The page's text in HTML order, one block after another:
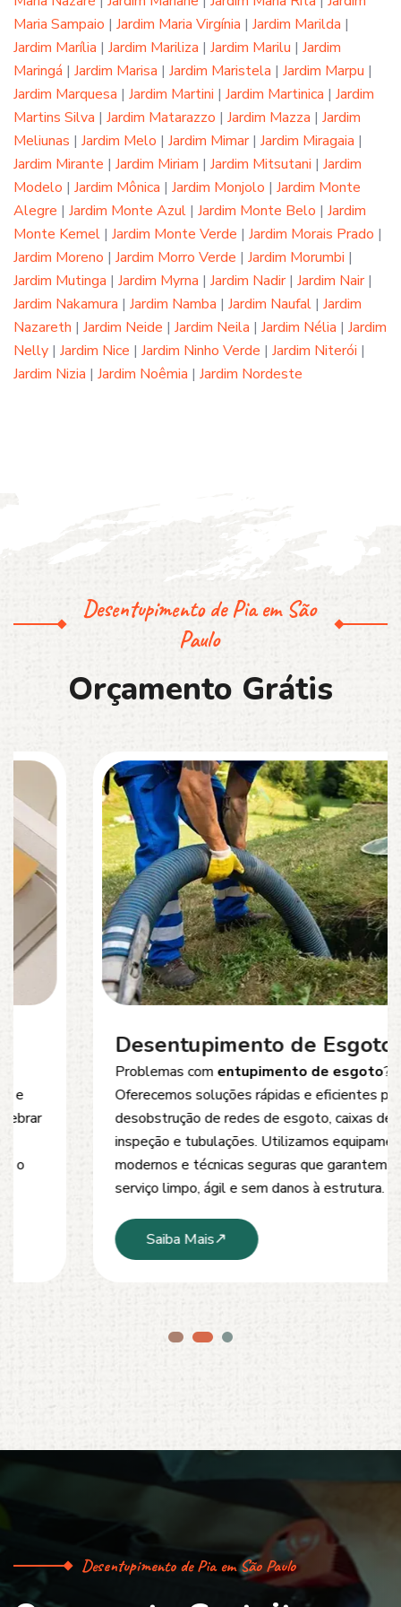
Maria Sampaio | Jardim Maria Virgínia | Jardim Marilda |
Jardim Marília | Jardim Mariliza | Jardim Marilu | Jardim
Maringá | Jardim Marisa | Jardim Maristela | Jardim Marpu |
Jardim Marquesa | Jardim Martini | Jardim Martinica | Jardim
Martins Silva | Jardim Matarazzo | Jardim Mazza | Jardim
Meliunas | Jardim Melo | Jardim Mimar| Jardim Miragaia |
Jardim Mirante | Jardim Miriam | Jardim Mitsutani | Jardim
Modelo | Jardim Mônica | Jardim Monjolo | Jardim Monte
Alegre | Jardim Monte Azul | Jardim Monte Belo | Jardim
Monte Kemel | Jardim Monte Verde | Jardim Morais Prado |
Jardim Moreno | Jardim Morro Verde | Jardim Morumbi |
Jardim Mutinga | Jardim Myrna | Jardim Nadir| Jardim Nair|
Jardim Nakamura | Jardim Namba | Jardim Naufal | Jardim
Nazareth | Jardim Neide | Jardim Neila | Jardim Nélia | Jardim
Nelly | Jardim Nice | Jardim Ninho Verde | Jardim Niterói |
Jardim Nizia | Jardim Noêmia | Jardim Nordeste
Desentupimento de Pia em São
Paulo
Orçamento Grátis
Desentupimento de Esgoto
Problemas comentupimento de esgoto?
Oferecemos soluções rápidas e eficientes para
desobstrução de redes de esgoto, caixas de
inspeção e tubulações. Utilizamos equipamentos
modernos e técnicas seguras que garantem um
serviço limpo, ágil e sem danos à estrutura.
Saiba Mais
Desentupimento de Pia em São Paulo